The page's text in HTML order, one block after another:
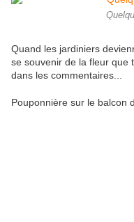
Quand les jardiniers
se souvenir de la fleur que
dans les commentaires...
Pouponnière sur le balcon